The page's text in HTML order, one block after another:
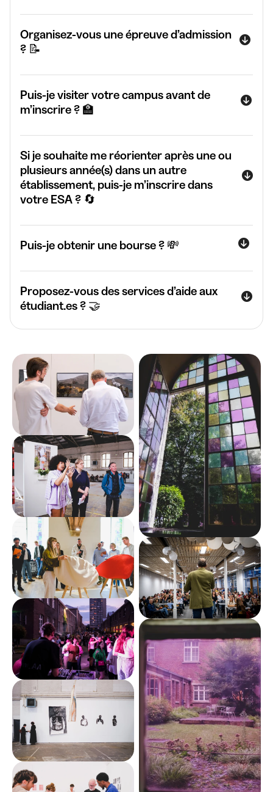
Organisez-vous une épreuve d’admission
? 📝
Puis-je visiter votre campus avant de
m’inscrire ? 🏫
Si je souhaite me réorienter après une ou
plusieurs année(s) dans un autre
établissement, puis-je m’inscrire dans
votre ESA ? 🔄
Puis-je obtenir une bourse ? 💸
Proposez-vous des services d’aide aux
étudiant.es ? 🤝